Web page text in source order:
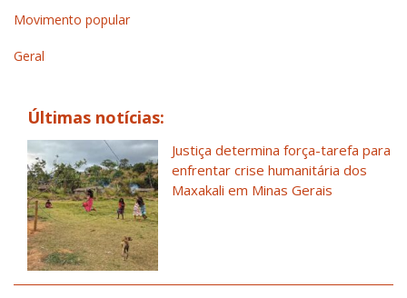
Movimento popular
Geral
Últimas notícias:
Justiça determina força-tarefa para
enfrentar crise humanitária dos
Maxakali em Minas Gerais